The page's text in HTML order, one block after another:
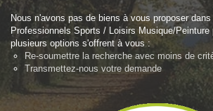
Nous n'avons pas de biens à vous proposer
Professionnels Sports / Loisirs Musique/Peinture
plusieurs options s'offrent à vous :
Re-soumettre la recherche avec moins de
Transmettez-nous votre demande